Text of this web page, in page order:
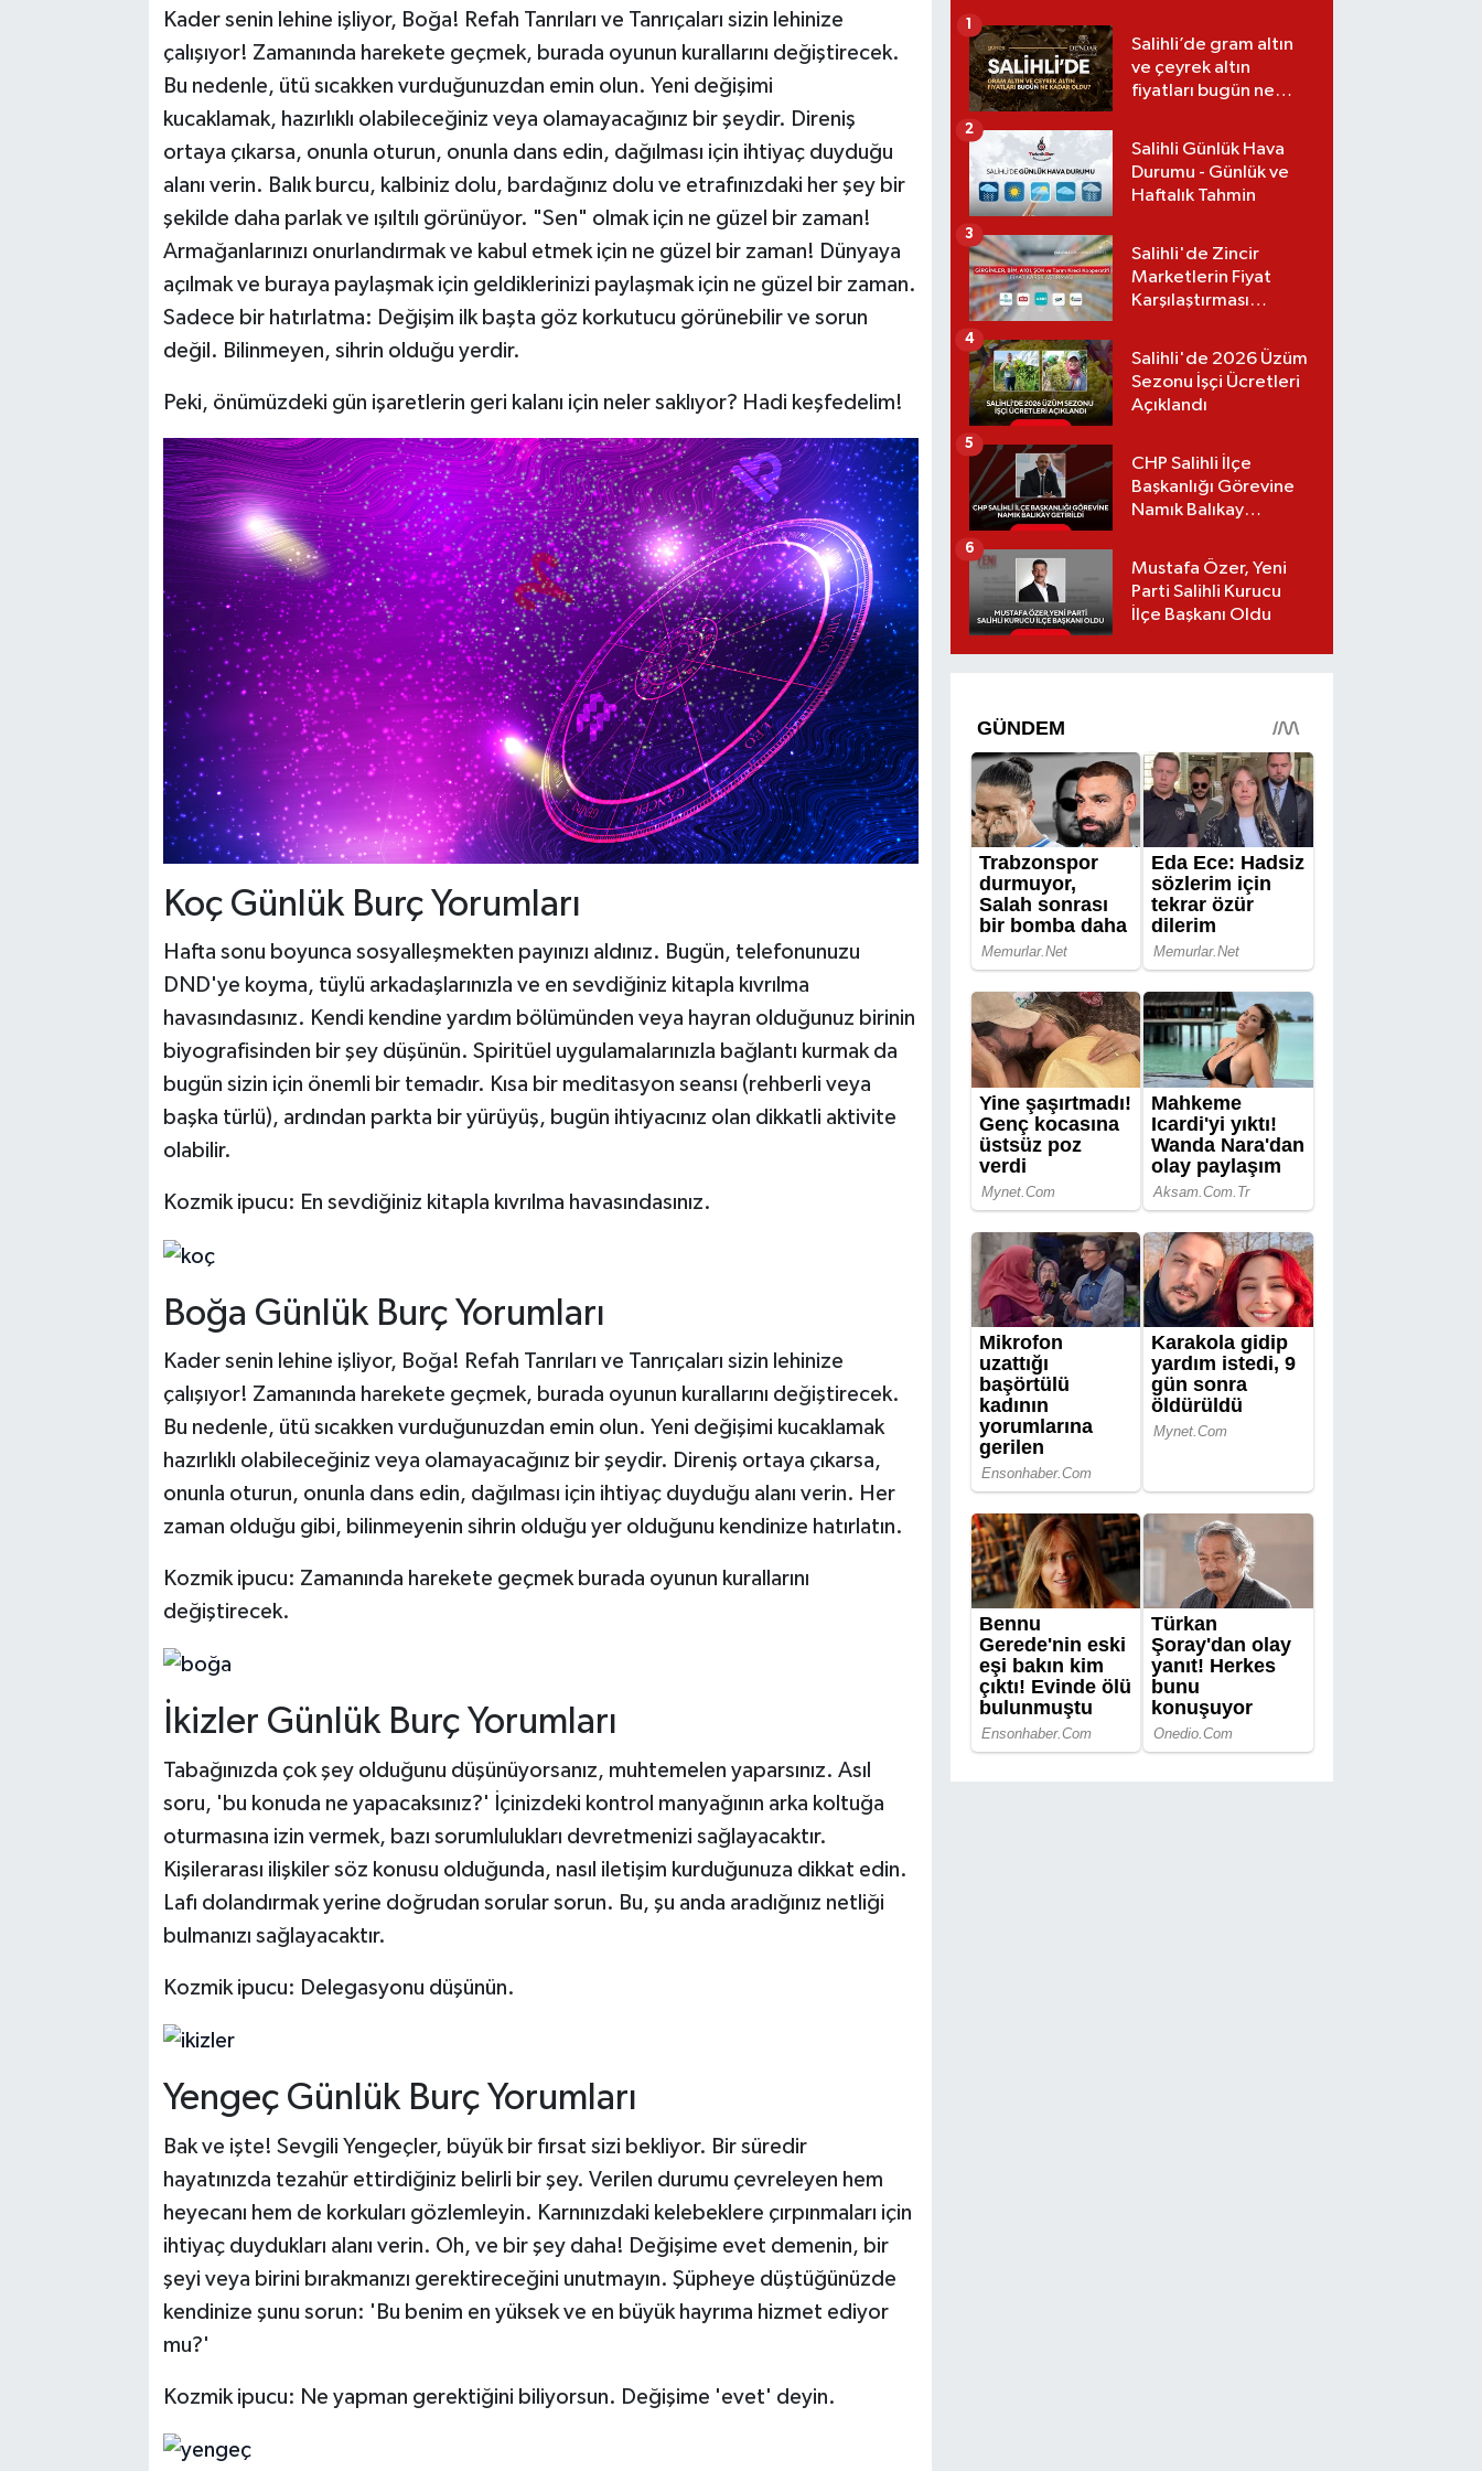
Kader senin lehine işliyor, Boğa! Refah Tanrıları ve Tanrıçaları sizin lehinize
çalışıyor! Zamanında harekete geçmek, burada oyunun kurallarını değiştirecek.
Bu nedenle, ütü sıcakken vurduğunuzdan emin olun. Yeni değişimi
kucaklamak, hazırlıklı olabileceğiniz veya olamayacağınız bir şeydir. Direniş
ortaya çıkarsa, onunla oturun, onunla dans edin, dağılması için ihtiyaç duyduğu
alanı verin. Balık burcu, kalbiniz dolu, bardağınız dolu ve etrafınızdaki her şey bir
şekilde daha parlak ve ışıltılı görünüyor. "Sen" olmak için ne güzel bir zaman!
Armağanlarınızı onurlandırmak ve kabul etmek için ne güzel bir zaman! Dünyaya
açılmak ve buraya paylaşmak için geldiklerinizi paylaşmak için ne güzel bir zaman.
Sadece bir hatırlatma: Değişim ilk başta göz korkutucu görünebilir ve sorun
değil. Bilinmeyen, sihrin olduğu yerdir.
Peki, önümüzdeki gün işaretlerin geri kalanı için neler saklıyor? Hadi keşfedelim!
Koç Günlük Burç Yorumları
Hafta sonu boyunca sosyalleşmekten payınızı aldınız. Bugün, telefonunuzu
DND'ye koyma, tüylü arkadaşlarınızla ve en sevdiğiniz kitapla kıvrılma
havasındasınız. Kendi kendine yardım bölümünden veya hayran olduğunuz birinin
biyografisinden bir şey düşünün. Spiritüel uygulamalarınızla bağlantı kurmak da
bugün sizin için önemli bir temadır. Kısa bir meditasyon seansı (rehberli veya
başka türlü), ardından parkta bir yürüyüş, bugün ihtiyacınız olan dikkatli aktivite
olabilir.
Kozmik ipucu: En sevdiğiniz kitapla kıvrılma havasındasınız.
Boğa Günlük Burç Yorumları
Kader senin lehine işliyor, Boğa! Refah Tanrıları ve Tanrıçaları sizin lehinize
çalışıyor! Zamanında harekete geçmek, burada oyunun kurallarını değiştirecek.
Bu nedenle, ütü sıcakken vurduğunuzdan emin olun. Yeni değişimi kucaklamak
hazırlıklı olabileceğiniz veya olamayacağınız bir şeydir. Direniş ortaya çıkarsa,
onunla oturun, onunla dans edin, dağılması için ihtiyaç duyduğu alanı verin. Her
zaman olduğu gibi, bilinmeyenin sihrin olduğu yer olduğunu kendinize hatırlatın.
Kozmik ipucu: Zamanında harekete geçmek burada oyunun kurallarını
değiştirecek.
İkizler Günlük Burç Yorumları
Tabağınızda çok şey olduğunu düşünüyorsanız, muhtemelen yaparsınız. Asıl
soru, 'bu konuda ne yapacaksınız?' İçinizdeki kontrol manyağının arka koltuğa
oturmasına izin vermek, bazı sorumlulukları devretmenizi sağlayacaktır.
Kişilerarası ilişkiler söz konusu olduğunda, nasıl iletişim kurduğunuza dikkat edin.
Lafı dolandırmak yerine doğrudan sorular sorun. Bu, şu anda aradığınız netliği
bulmanızı sağlayacaktır.
Kozmik ipucu: Delegasyonu düşünün.
Yengeç Günlük Burç Yorumları
Bak ve işte! Sevgili Yengeçler, büyük bir fırsat sizi bekliyor. Bir süredir
hayatınızda tezahür ettirdiğiniz belirli bir şey. Verilen durumu çevreleyen hem
heyecanı hem de korkuları gözlemleyin. Karnınızdaki kelebeklere çırpınmaları için
ihtiyaç duydukları alanı verin. Oh, ve bir şey daha! Değişime evet demenin, bir
şeyi veya birini bırakmanızı gerektireceğini unutmayın. Şüpheye düştüğünüzde
kendinize şunu sorun: 'Bu benim en yüksek ve en büyük hayrıma hizmet ediyor
mu?'
Kozmik ipucu: Ne yapman gerektiğini biliyorsun. Değişime 'evet' deyin.
Salihli’de gram altın
ve çeyrek altın
fiyatları bugün ne
(06.08.2026)
1
Salihli Günlük Hava
Durumu - Günlük ve
Haftalık Tahmin
2
Salihli'de Zincir
Marketlerin Fiyat
Karşılaştırması
3
Salihli'de 2026 Üzüm
Sezonu İşçi Ücretleri
Açıklandı
4
CHP Salihli İlçe
Başkanlığı Görevine
Namık Balıkay
5
Mustafa Özer, Yeni
Parti Salihli Kurucu
İlçe Başkanı Oldu
6